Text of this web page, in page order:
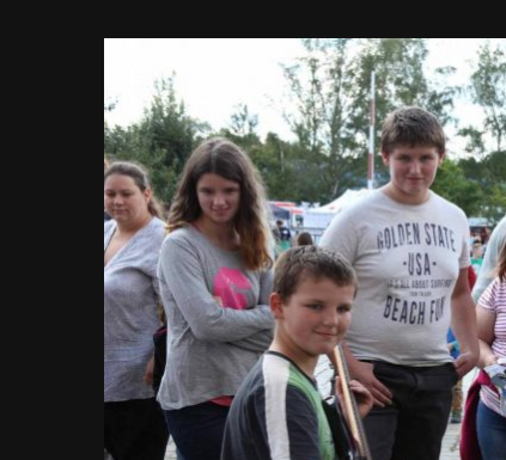
grösseres
Bild